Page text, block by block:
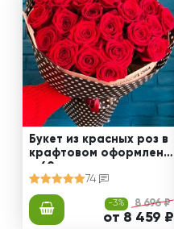
Букет из красных роз в
крафтовом оформлени
и 60 см
74
-3% 8 696 ₽
от 8 459 ₽